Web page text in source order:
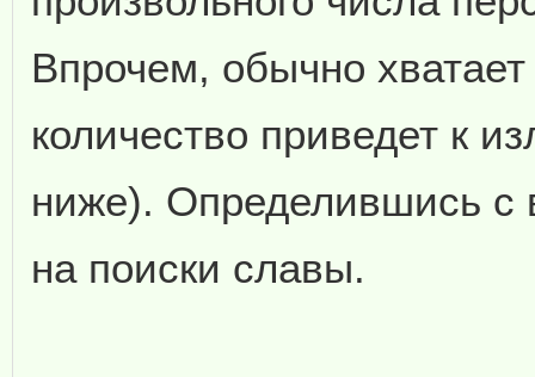
Впрочем, обычно
количество приведет к
ниже). Определившись с
на поиски славы.